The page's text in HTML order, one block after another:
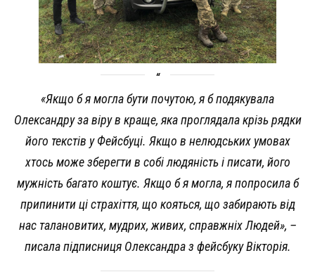
«Якщо б я могла бути почутою, я б подякувала
Олександру за віру в краще, яка проглядала крізь рядки
його текстів у Фейсбуці. Якщо в нелюдських умовах
хтось може зберегти в собі людяність і писати, його
мужність багато коштує. Якщо б я могла, я попросила б
припинити ці страхіття, що кояться, що забирають від
нас талановитих, мудрих, живих, справжніх Людей», –
писала підписниця Олександра з фейсбуку Вікторія.